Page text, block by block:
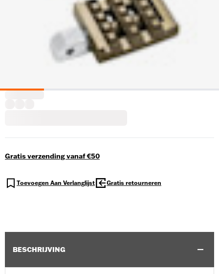
Gratis verzending vanaf €50
Toevoegen Aan Verlanglijst Gratis retourneren
BESCHRIJVING